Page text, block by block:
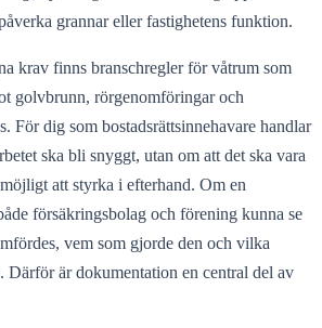
grannar eller fastighetens funktion.
krav finns branschregler för våtrum som
golvbrunn, rörgenomföringar och
För dig som bostadsrättsinnehavare handlar
ska bli snyggt, utan om att det ska vara
att styrka i efterhand. Om en
försäkringsbolag och förening kunna se
vem som gjorde den och vilka
Därför är dokumentation en central del av